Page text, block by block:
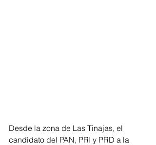
Desde la zona de Las Tinajas, el
candidato del PAN, PRI y PRD a la